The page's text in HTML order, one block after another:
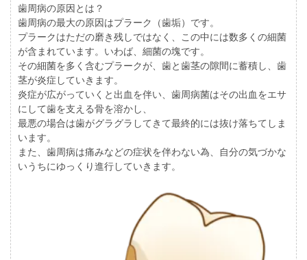
歯周病の原因とは？
歯周病の最大の原因はプラーク（歯垢）です。
プラークはただの磨き残しではなく、この中には数多くの細菌
が含まれています。いわば、細菌の塊です。
その細菌を多く含むプラークが、歯と歯茎の隙間に蓄積し、歯
茎が炎症していきます。
炎症が広がっていくと出血を伴い、歯周病菌はその出血をエサ
にして歯を支える骨を溶かし、
最悪の場合は歯がグラグラしてきて最終的には抜け落ちてしま
います。
また、歯周病は痛みなどの症状を伴わない為、自分の気づかな
いうちにゆっくり進行していきます。